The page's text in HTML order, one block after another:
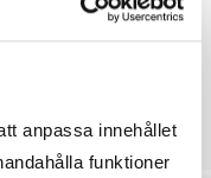
anpassa innehållet
funktioner